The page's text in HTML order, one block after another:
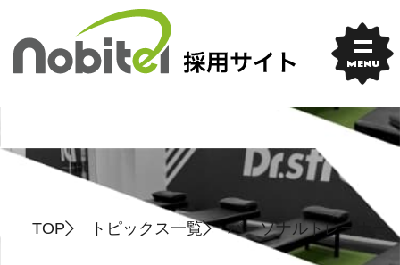
content
MENU
TOP トピックス一覧 パーソナルトレーナー